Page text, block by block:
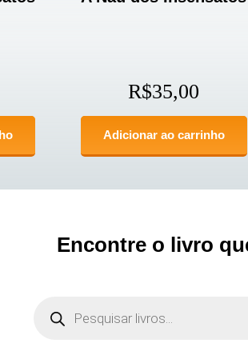
R$35,00
Adicionar ao carrinho
Encontre o livro